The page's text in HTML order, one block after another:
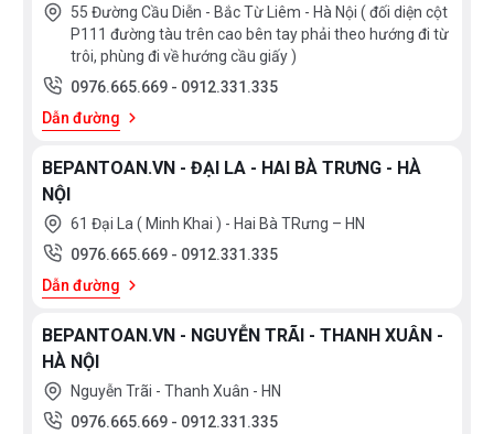
55 Đường Cầu Diễn - Bắc Từ Liêm - Hà Nội ( đối diện cột
P111 đường tàu trên cao bên tay phải theo hướng đi từ
trôi, phùng đi về hướng cầu giấy )
0976.665.669 - 0912.331.335
Dẫn đường
BEPANTOAN.VN - ĐẠI LA - HAI BÀ TRƯNG - HÀ
NỘI
61 Đại La ( Minh Khai ) - Hai Bà TRưng – HN
0976.665.669 - 0912.331.335
Dẫn đường
BEPANTOAN.VN - NGUYỄN TRÃI - THANH XUÂN -
HÀ NỘI
Nguyễn Trãi - Thanh Xuân - HN
0976.665.669 - 0912.331.335